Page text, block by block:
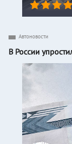
Автоновости
В России